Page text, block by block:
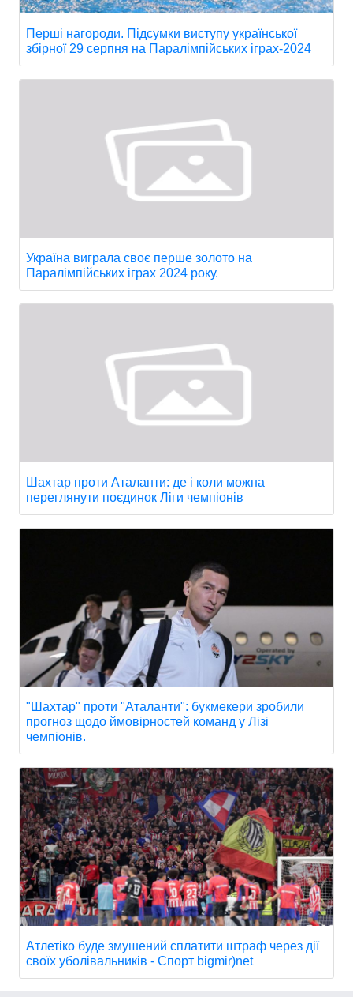
Перші нагороди. Підсумки виступу української
збірної 29 серпня на Паралімпійських іграх-2024
Україна виграла своє перше золото на
Паралімпійських іграх 2024 року.
Шахтар проти Аталанти: де і коли можна
переглянути поєдинок Ліги чемпіонів
"Шахтар" проти "Аталанти": букмекери зробили
прогноз щодо ймовірностей команд у Лізі
чемпіонів.
Атлетіко буде змушений сплатити штраф через дії
своїх уболівальників - Спорт bigmir)net